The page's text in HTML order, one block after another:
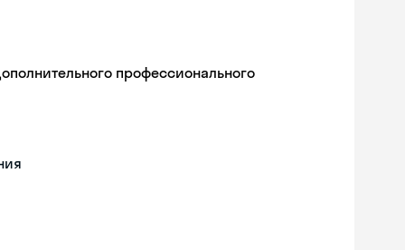
профессионального